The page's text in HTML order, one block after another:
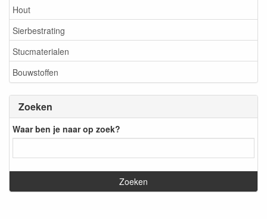
Hout
Sierbestrating
Stucmaterialen
Bouwstoffen
Zoeken
Waar ben je naar op zoek?